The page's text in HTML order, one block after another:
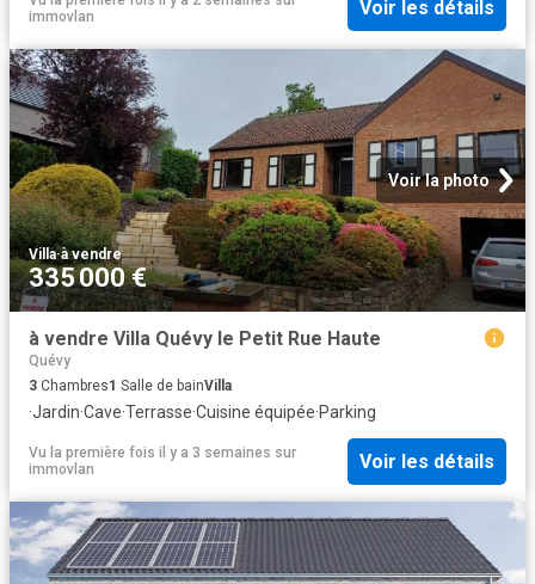
immovlan
Voir les détails
Voir la photo
Villa·à vendre
335 000 €
à vendre Villa Quévy le Petit Rue Haute
Quévy
3 Chambres1 Salle de bainVilla
·Jardin·Cave·Terrasse·Cuisine équipée·Parking
Vu la première fois il y a 3 semaines sur
immovlan
Voir les détails